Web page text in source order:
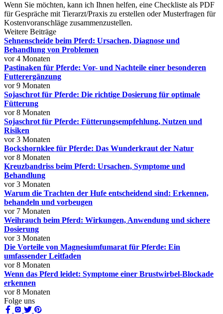
Wenn Sie möchten, kann ich Ihnen helfen, eine Checkliste als PDF
für Gespräche mit Tierarzt/Praxis zu erstellen oder Musterfragen für
Kostenvoranschläge zusammenzustellen.
Weitere Beiträge
Sehnenscheide beim Pferd: Ursachen, Diagnose und
Behandlung von Problemen
vor 4 Monaten
Pastinaken für Pferde: Vor- und Nachteile einer besonderen
Futterergänzung
vor 9 Monaten
Sojaschrot für Pferde: Die richtige Dosierung für optimale
Fütterung
vor 8 Monaten
Sojaschrot für Pferde: Fütterungsempfehlung, Nutzen und
Risiken
vor 3 Monaten
Bockshornklee für Pferde: Das Wunderkraut der Natur
vor 8 Monaten
Kreuzbandriss beim Pferd: Ursachen, Symptome und
Behandlung
vor 3 Monaten
Warum die Trachten der Hufe entscheidend sind: Erkennen,
behandeln und vorbeugen
vor 7 Monaten
Weihrauch beim Pferd: Wirkungen, Anwendung und sichere
Dosierung
vor 3 Monaten
Die Vorteile von Magnesiumfumarat für Pferde: Ein
umfassender Leitfaden
vor 8 Monaten
Wenn das Pferd leidet: Symptome einer Brustwirbel-Blockade
erkennen
vor 8 Monaten
Folge uns